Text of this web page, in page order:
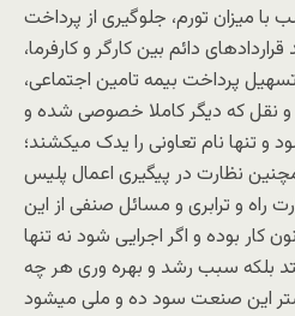
با میزان تورم، جلوگیرى از پرداخت
دائم بین کارگر و کارفرما،
پرداخت بیمه تامین اجتماعى،
و نقل که دیگر کاملا خصوصى شده و
و تنها نام تعاونى را یدک میکشند؛
نظارت در پیگیرى اعمال پلیس
راه و ترابرى و مسائل صنفى از این
کار بوده و اگر اجرایى شود نه تنها
بلکه سبب رشد و بهره ورى هر چه